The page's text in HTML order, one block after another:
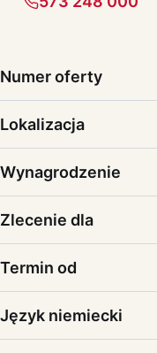
Numer oferty
Lokalizacja
Wynagrodzenie
Zlecenie dla
Termin od
Język niemiecki